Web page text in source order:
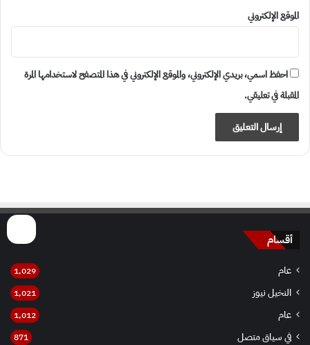
الموقع الإلكتروني
احفظ اسمي، بريدي الإلكتروني، والموقع الإلكتروني في هذا المتصفح لاستخدامها المرة
المقبلة في تعليقي.
أقسام
عام 1٬029
النخيل نيوز 1٬021
عام 1٬012
في سياق متصل 871